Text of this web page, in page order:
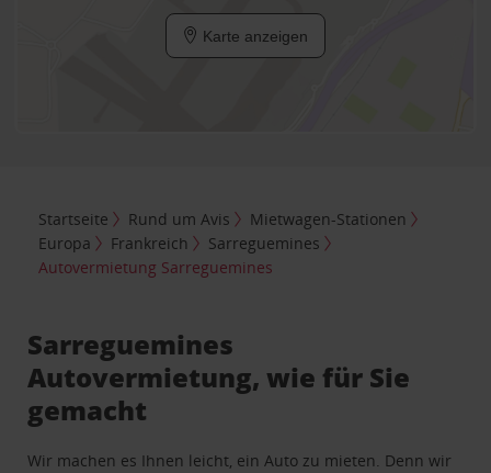
Karte anzeigen
Startseite Rund um Avis
Mietwagen-Stationen
Europa
Frankreich
Sarreguemines
Autovermietung Sarreguemines
Sarreguemines
Autovermietung, wie für Sie
gemacht
Wir machen es Ihnen leicht, ein Auto zu mieten. Denn wir